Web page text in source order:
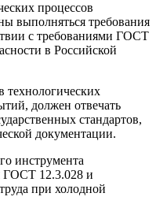
процессов
выполняться требования
с требованиями ГОСТ
в Российской
должен отвечать
стандартов,
документации.
инструмента
ГОСТ 12.3.028 и
при холодной